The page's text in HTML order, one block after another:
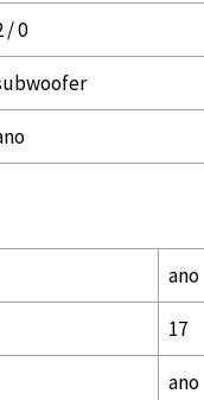
/ 0
ano
17
ano